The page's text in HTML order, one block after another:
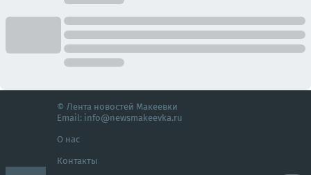
© Лента новостей Макеевки
Email: info@newsmakeevka.ru
О нас
Контакты